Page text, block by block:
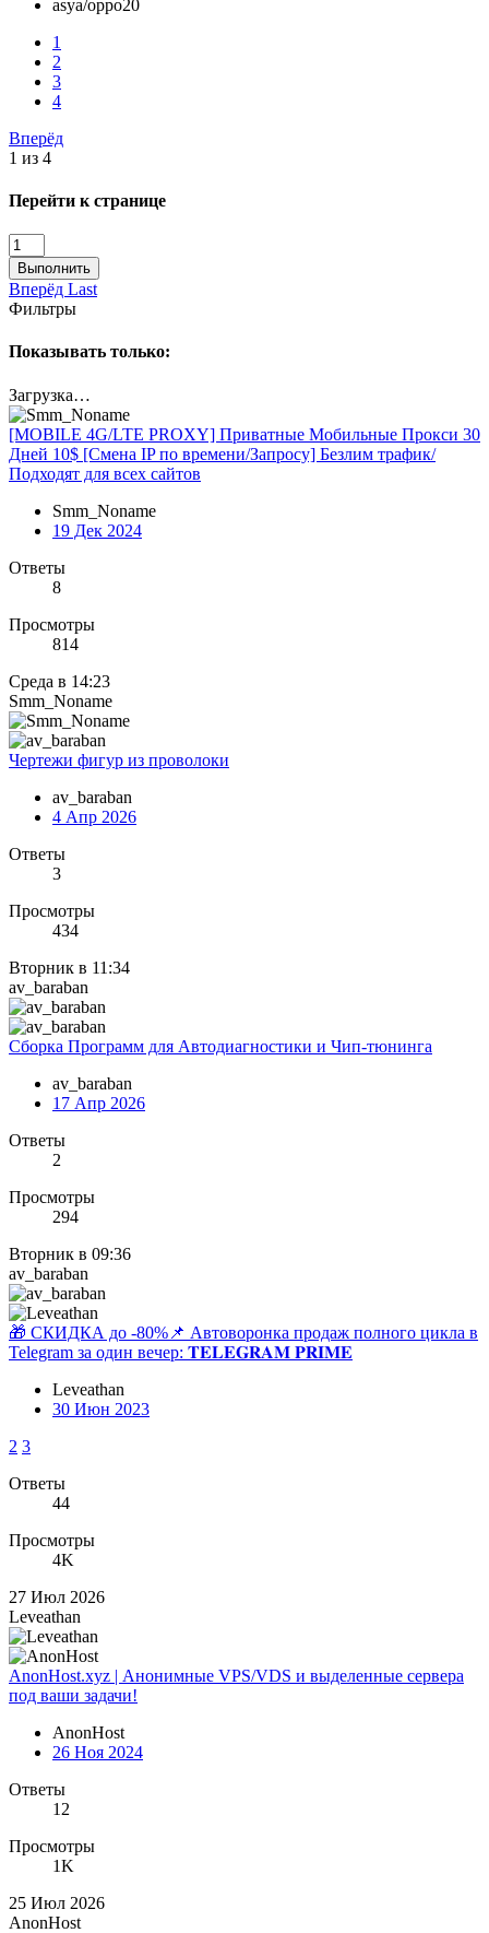
asya/oppo20
1
2
3
4
Вперёд
1 из 4
Перейти к странице
Выполнить
Вперёд Last
Фильтры
Показывать только:
Загрузка…
[MOBILE 4G/LTE PROXY] Приватные Мобильные Прокси 30
Дней 10$ [Смена IP по времени/Запросу] Безлим трафик/
Подходят для всех сайтов
Smm_Noname
19 Дек 2024
Ответы
8
Просмотры
814
Среда в 14:23
Smm_Noname
Чертежи фигур из проволоки
av_baraban
4 Апр 2026
Ответы
3
Просмотры
434
Вторник в 11:34
av_baraban
Сборка Программ для Автодиагностики и Чип-тюнинга
av_baraban
17 Апр 2026
Ответы
2
Просмотры
294
Вторник в 09:36
av_baraban
🎁 СКИДКА до -80%📌 Автоворонка продаж полного цикла в
Telegram за один вечер: 𝐓𝐄𝐋𝐄𝐆𝐑𝐀𝐌 𝐏𝐑𝐈𝐌𝐄
Leveathan
30 Июн 2023
2 3
Ответы
44
Просмотры
4K
27 Июл 2026
Leveathan
AnonHost.xyz | Анонимные VPS/VDS и выделенные сервера
под ваши задачи!
AnonHost
26 Ноя 2024
Ответы
12
Просмотры
1K
25 Июл 2026
AnonHost